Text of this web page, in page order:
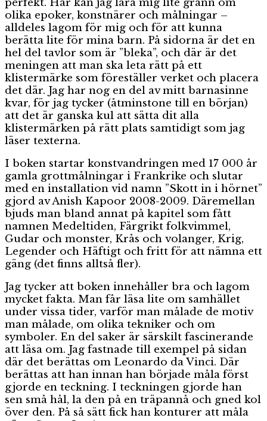
perfekt. Här kan jag lära mig lite grann om
olika epoker, konstnärer och målningar –
alldeles lagom för mig och för att kunna
berätta lite för mina barn. På sidorna är det en
hel del tavlor som är ”bleka”, och där är det
meningen att man ska leta rätt på ett
klistermärke som föreställer verket och placera
det där. Jag har nog en del av mitt barnasinne
kvar, för jag tycker (åtminstone till en början)
att det är ganska kul att sätta dit alla
klistermärken på rätt plats samtidigt som jag
läser texterna.
I boken startar konstvandringen med 17 000 år
gamla grottmålningar i Frankrike och slutar
med en installation vid namn ”Skott in i hörnet”
gjord av Anish Kapoor 2008-2009. Däremellan
bjuds man bland annat på kapitel som fått
namnen Medeltiden, Färgrikt folkvimmel,
Gudar och monster, Krås och volanger, Krig,
Legender och Häftigt och fritt för att nämna ett
gäng (det finns alltså fler).
Jag tycker att boken innehåller bra och lagom
mycket fakta. Man får läsa lite om samhället
under vissa tider, varför man målade de motiv
man målade, om olika tekniker och om
symboler. En del saker är särskilt fascinerande
att läsa om. Jag fastnade till exempel på sidan
där det berättas om Leonardo da Vinci. Där
berättas att han innan han började måla först
gjorde en teckning. I teckningen gjorde han
sen små hål, la den på en träpannå och gned kol
över den. På så sätt fick han konturer att måla